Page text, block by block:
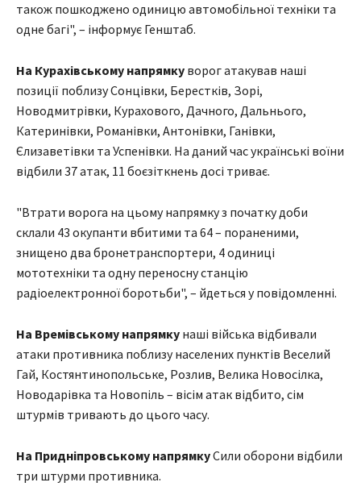
також пошкоджено одиницю автомобільної техніки та
одне багі", – інформує Генштаб.
На Курахівському напрямку ворог атакував наші
позиції поблизу Сонцівки, Берестків, Зорі,
Новодмитрівки, Курахового, Дачного, Дальнього,
Катеринівки, Романівки, Антонівки, Ганівки,
Єлизаветівки та Успенівки. На даний час українські воїни
відбили 37 атак, 11 боєзіткнень досі триває.
"Втрати ворога на цьому напрямку з початку доби
склали 43 окупанти вбитими та 64 – пораненими,
знищено два бронетранспортери, 4 одиниці
мототехніки та одну переносну станцію
радіоелектронної боротьби", – йдеться у повідомленні.
На Времівському напрямку наші війська відбивали
атаки противника поблизу населених пунктів Веселий
Гай, Костянтинопольське, Розлив, Велика Новосілка,
Новодарівка та Новопіль – вісім атак відбито, сім
штурмів тривають до цього часу.
На Придніпровському напрямкуСили оборони відбили
три штурми противника.